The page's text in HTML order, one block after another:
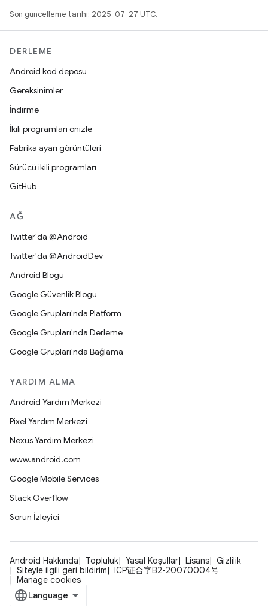
Son güncelleme tarihi: 2025-07-27 UTC.
DERLEME
Android kod deposu
Gereksinimler
İndirme
İkili programları önizle
Fabrika ayarı görüntüleri
Sürücü ikili programları
GitHub
AĞ
Twitter'da @Android
Twitter'da @AndroidDev
Android Blogu
Google Güvenlik Blogu
Google Grupları'nda Platform
Google Grupları'nda Derleme
Google Grupları'nda Bağlama
YARDIM ALMA
Android Yardım Merkezi
Pixel Yardım Merkezi
Nexus Yardım Merkezi
www.android.com
Google Mobile Services
Stack Overflow
Sorun İzleyici
Android Hakkında Topluluk Yasal Koşullar Lisans
Gizlilik
Siteyle ilgili geri bildirim
ICP证合字B2-20070004号
Manage cookies